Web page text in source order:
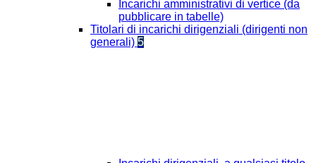
Incarichi amministrativi di vertice (da
pubblicare in tabelle)
Titolari di incarichi dirigenziali (dirigenti non
generali) 5